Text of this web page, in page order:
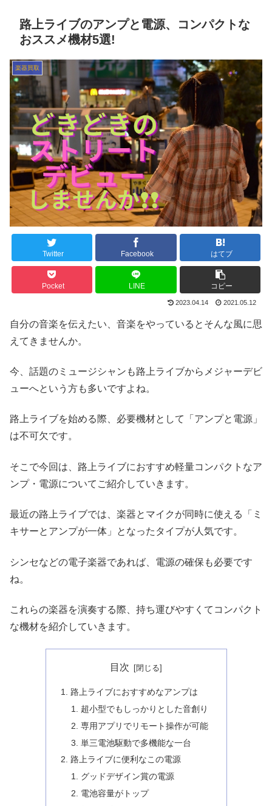
路上ライブのアンプと電源、コンパクトな
おススメ機材5選!
楽器買取
Twitter Facebook はてブ
Pocket LINE コピー
2023.04.14 2021.05.12
自分の音楽を伝えたい、音楽をやっているとそんな風に思
えてきませんか。
今、話題のミュージシャンも路上ライブからメジャーデビ
ューへという方も多いですよね。
路上ライブを始める際、必要機材として「アンプと電源」
は不可欠です。
そこで今回は、路上ライブにおすすめ軽量コンパクトなア
ンプ・電源についてご紹介していきます。
最近の路上ライブでは、楽器とマイクが同時に使える「ミ
キサーとアンプが一体」となったタイプが人気です。
シンセなどの電子楽器であれば、電源の確保も必要です
ね。
これらの楽器を演奏する際、持ち運びやすくてコンパクト
な機材を紹介していきます。
目次
路上ライブにおすすめなアンプは
超小型でもしっかりとした音創り
専用アプリでリモート操作が可能
単三電池駆動で多機能な一台
路上ライブに便利なこの電源
グッドデザイン賞の電源
電池容量がトップ